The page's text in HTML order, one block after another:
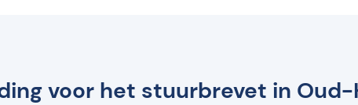
voor het stuurbrevet in Oud-